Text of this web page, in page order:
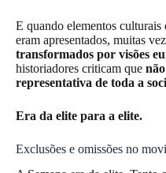
E quando elementos culturais
eram apresentados, muitas
transformados por visões
historiadores criticam que
representativa de toda a
Era da elite para a elite.
Exclusões e omissões no